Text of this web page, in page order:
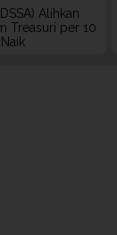
Alihkan
Treasuri per 10